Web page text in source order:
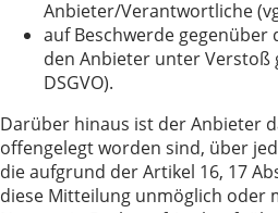
Anbieter/Verantwortliche
auf Beschwerde
den Anbieter unter Verstoß
DSGVO).
Darüber hinaus ist der Anbieter
offengelegt worden sind, über
die aufgrund der Artikel 16, 17
diese Mitteilung unmöglich oder